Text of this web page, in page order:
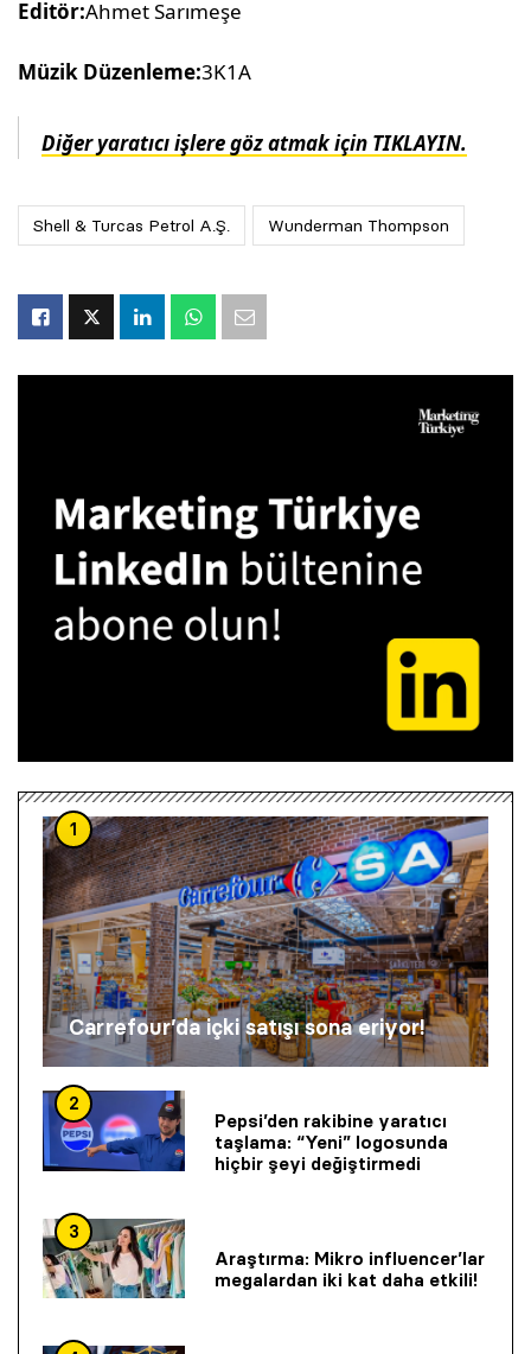
Editör:Ahmet Sarımeşe
Müzik Düzenleme:3K1A
Diğer yaratıcı işlere göz atmak için TIKLAYIN.
Shell & Turcas Petrol A.Ş. Wunderman Thompson
1
Carrefour’da içki satışı sona eriyor!
2
Pepsi’den rakibine yaratıcı
taşlama: “Yeni” logosunda
hiçbir şeyi değiştirmedi
3
Araştırma: Mikro influencer’lar
megalardan iki kat daha etkili!